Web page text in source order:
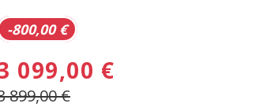
-800,00 €
099,00 €
899,00 €